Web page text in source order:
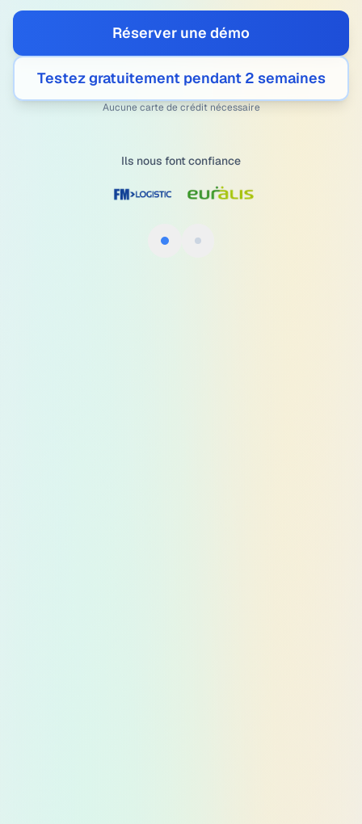
Réserver une démo
Testez gratuitement pendant 2 semaines
Aucune carte de crédit nécessaire
Ils nous font confiance